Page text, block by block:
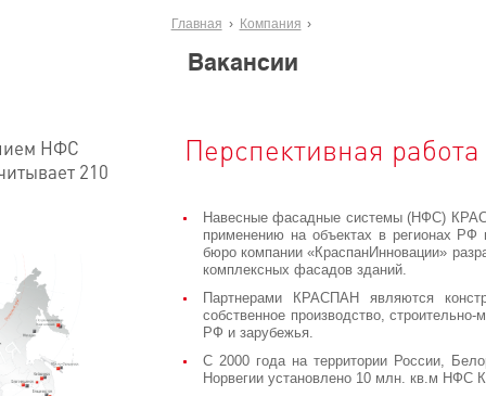
Главная Компания
Вакансии
НФС
210
Перспективная
Навесные фасадные системы (НФС)
применению на объектах в регионах РФ
бюро компании «КраспанИнновации»
комплексных фасадов зданий.
Партнерами КРАСПАН являются
собственное производство,
РФ и зарубежья.
С 2000 года на территории России,
Норвегии установлено 10 млн. кв.м НФС